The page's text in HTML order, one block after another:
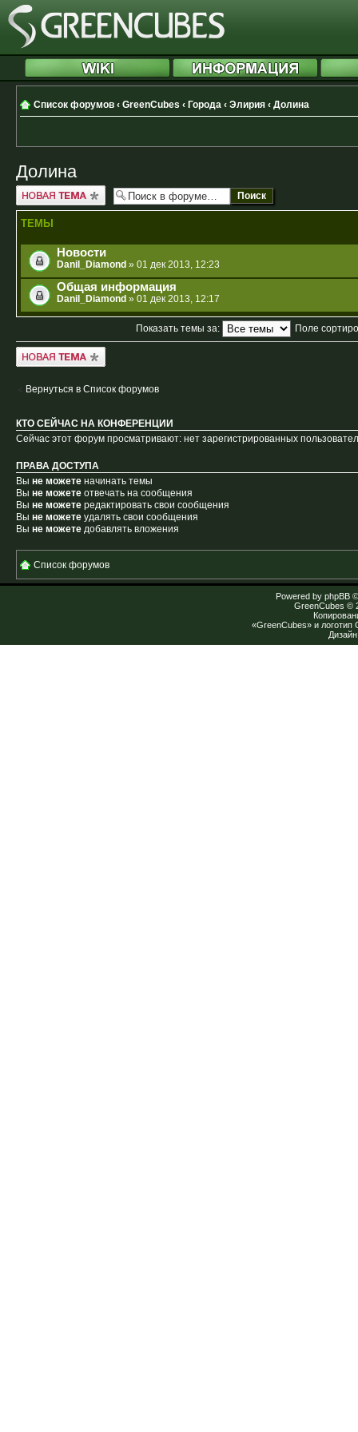
Список форумов ‹ GreenCubes ‹ Города ‹ Элирия ‹ Долина
Долина
Новая тема
ТЕМЫ
Новости
Danil_Diamond » 01 дек 2013, 12:23
Общая информация
Danil_Diamond » 01 дек 2013, 12:17
Показать темы за: Поле
Новая тема
Вернуться в Список форумов
КТО СЕЙЧАС НА КОНФЕРЕНЦИИ
Сейчас этот форум просматривают: нет зарегистрированных
ПРАВА ДОСТУПА
Вы не можете начинать темы
Вы не можете отвечать на сообщения
Вы не можете редактировать свои сообщения
Вы не можете удалять свои сообщения
Вы не можете добавлять вложения
Список форумов
Powered by phpBB
GreenCubes ©
«GreenCubes» и